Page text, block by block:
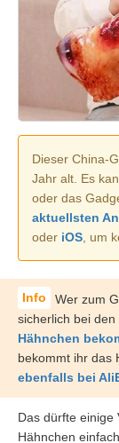
Dieser China-
Jahr alt. Es
oder das
aktuellsten
oder iOS, um
Wer zum
sicherlich bei
Hähnchen
bekommt ihr das
ebenfalls bei
Das dürfte einige
Hähnchen